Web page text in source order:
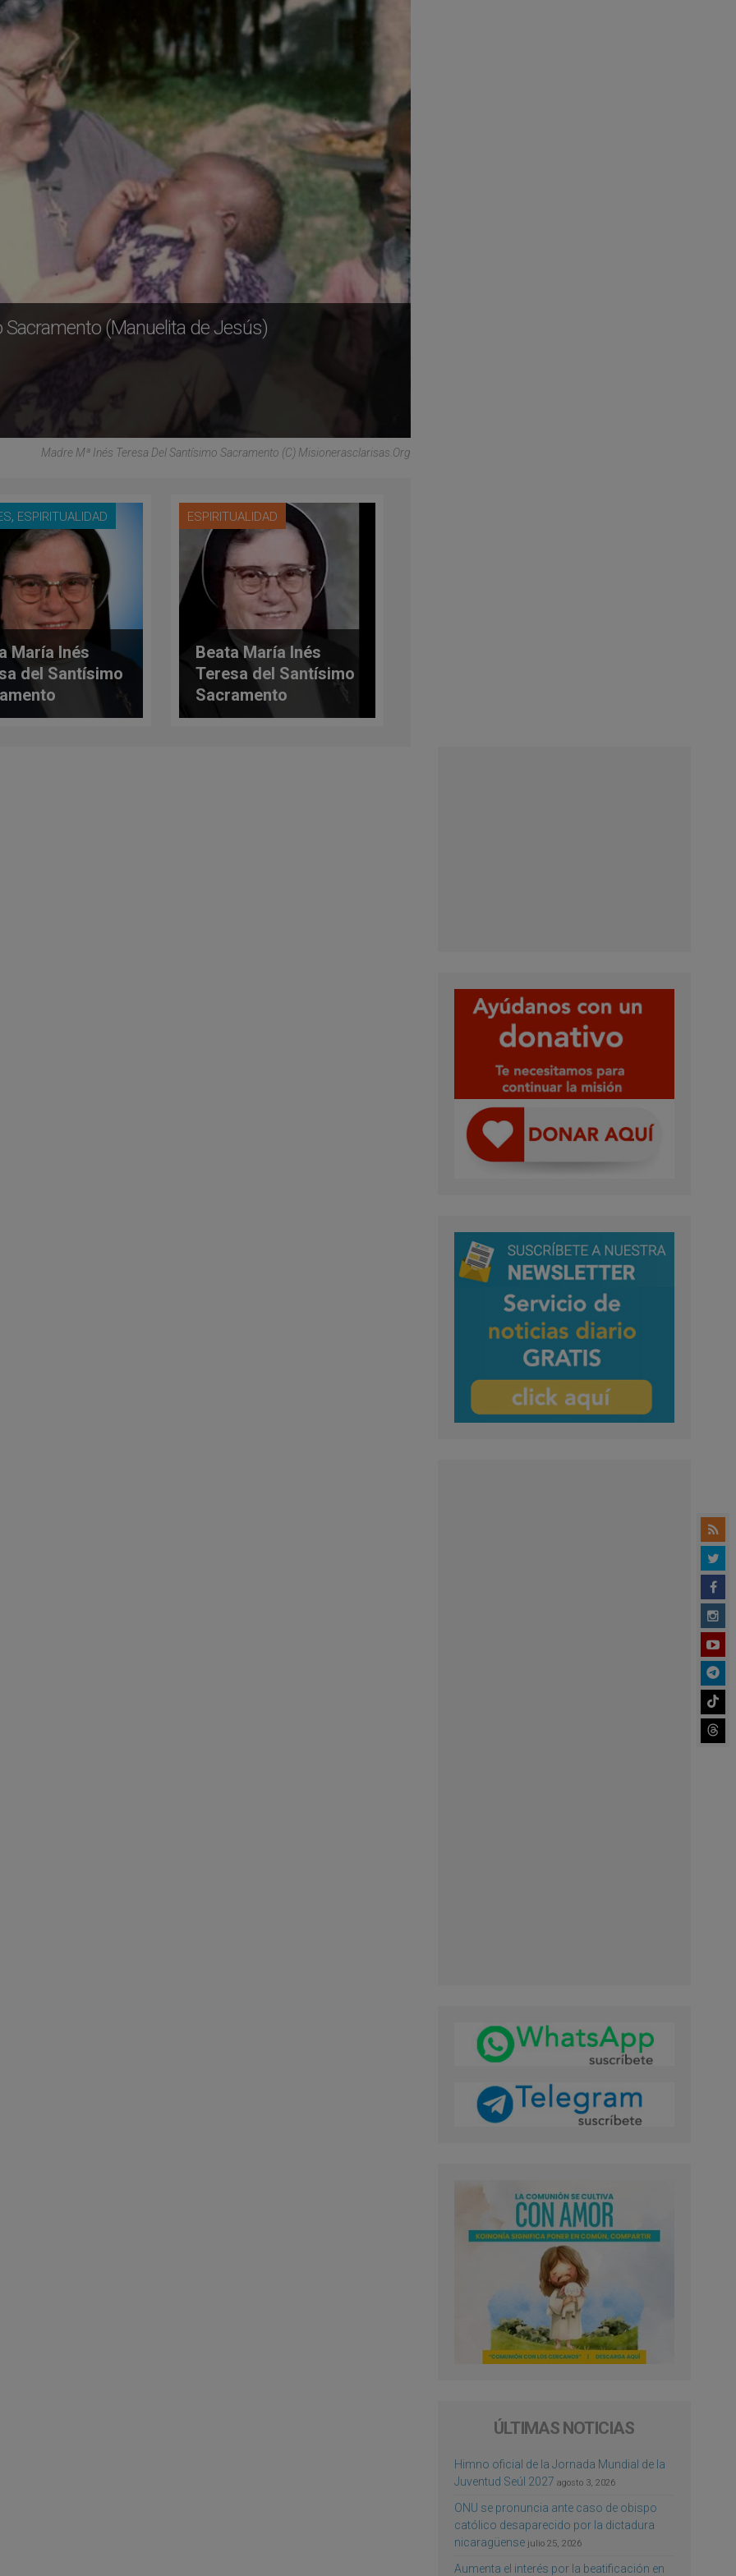
(Manuelita de Jesús)
Madre Mª Inés Teresa Del Santísimo Sacramento (C) Misionerasclarisas.org
, ESPIRITUALIDAD
María Inés
del Santísimo
de Jesús)
ESPIRITUALIDAD
Beata María Inés
Teresa del Santísimo
Sacramento
(Manuelita de Jesús)
ÚLTIMAS NOTICIAS
Himno oficial de la Jornada Mundial de la
Juventud Seúl 2027 agosto 3, 2026
ONU se pronuncia ante caso de obispo
católico desaparecido por la dictadura
nicaragüense julio 25, 2026
Aumenta el interés por la beatificación en